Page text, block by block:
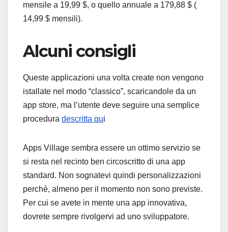
mensile a 19,99 $, o quello annuale a 179,88 $ (
14,99 $ mensili).
Alcuni consigli
Queste applicazioni una volta create non vengono
istallate nel modo “classico”, scaricandole da un
app store, ma l’utente deve seguire una semplice
procedura descritta qui
Apps Village sembra essere un ottimo servizio se
si resta nel recinto ben circoscritto di una app
standard. Non sognatevi quindi personalizzazioni
perchè, almeno per il momento non sono previste.
Per cui se avete in mente una app innovativa,
dovrete sempre rivolgervi ad uno sviluppatore.